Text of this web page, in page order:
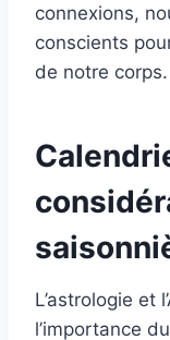
connexions,
conscients
de notre corps.
L’astrologie et
l’importance